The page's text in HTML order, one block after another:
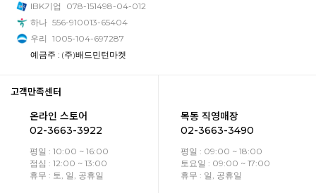
IBK기업
078-151498-04-012
하나 556-910013-65404
우리 1005-104-697287
예금주 : (주)배드민턴마켓
고객만족센터
온라인 스토어
02-3663-3922
평일 : 10:00 ~ 16:00
점심 : 12:00 ~ 13:00
휴무 : 토, 일, 공휴일
목동 직영매장
02-3663-3490
평일 : 09:00 ~ 18:00
토요일 : 09:00 ~ 17:00
휴무 : 일, 공휴일